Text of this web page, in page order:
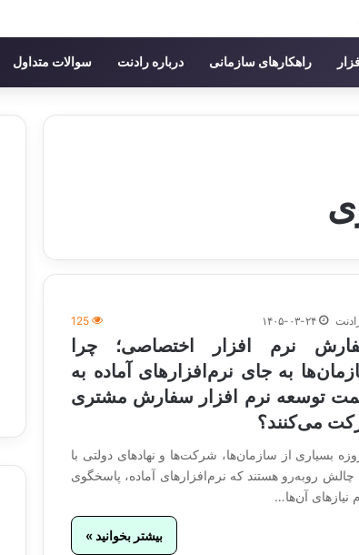
راهکارهای سازمانی درباره رادنت سوالات متداول
۱۴۰۵-۰۳-۲۴ 125
نرم افزار اختصاصی؛ چرا
به جای نرم‌افزارهای آماده به
توسعه نرم افزار سفارش مشتری
می‌کنند؟
بسیاری از سازمان‌ها، شرکت‌ها و نهادهای دولتی با
چالش روبه‌رو هستند که نرم‌افزارهای آماده، پاسخگوی
نیازهای آن‌ها…
بیشتر بخوانید »